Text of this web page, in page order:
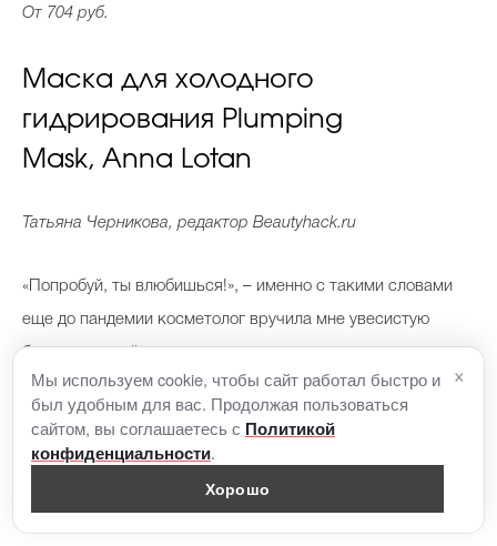
От 704 руб.
Маска для холодного
гидрирования Plumping
Mask, Anna Lotan
Татьяна Черникова, редактор Beautyhack.ru
«Попробуй, ты влюбишься!», – именно с такими словами
еще до пандемии косметолог вручила мне увесистую
банку с маской для холодного гидрирования израильского
бренда Anna Lotan. Оказалось, марка стояла у истоков
создания метода глубокого очищения пор без воздействия
высоких температур. За счет 80% растительных
компонентов в составе (обычно это кактус и алоэ)
Мы используем cookie, чтобы сайт работал быстро и
был удобным для вас. Продолжая пользоваться
сайтом, вы соглашаетесь с Политикой
конфиденциальности.
Хорошо
×